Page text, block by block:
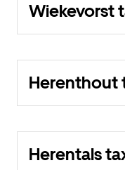
Wiekevorst
Herenthout
Herentals